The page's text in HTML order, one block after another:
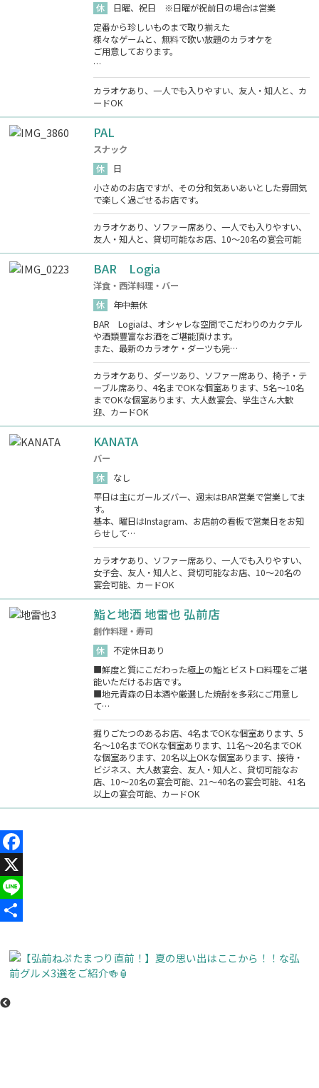
休
日曜、祝日 ※日曜が祝前日の場合は営業
定番から珍しいものまで取り揃えた
様々なゲームと、無料で歌い放題のカラオケを
ご用意しております。
…
カラオケあり、一人でも入りやすい、友人・知人と、カ
ードOK
PAL
スナック
休
日
小さめのお店ですが、その分和気あいあいとした雰囲気
で楽しく過ごせるお店です。
カラオケあり、ソファー席あり、一人でも入りやすい、
友人・知人と、貸切可能なお店、10～20名の宴会可能
BAR Logia
洋食・西洋料理・バー
休
年中無休
BAR Logiaは、オシャレな空間でこだわりのカクテル
や酒類豊富なお酒をご堪能頂けます。
また、最新のカラオケ・ダーツも完…
カラオケあり、ダーツあり、ソファー席あり、椅子・テ
ーブル席あり、4名までOKな個室あります、5名～10名
までOKな個室あります、大人数宴会、学生さん大歓
迎、カードOK
KANATA
バー
休
なし
平日は主にガールズバー、週末はBAR営業で営業してま
す。
基本、曜日はInstagram、お店前の看板で営業日をお知
らせして…
カラオケあり、ソファー席あり、一人でも入りやすい、
女子会、友人・知人と、貸切可能なお店、10～20名の
宴会可能、カードOK
鮨と地酒 地雷也 弘前店
創作料理・寿司
休
不定休日あり
■鮮度と質にこだわった極上の鮨とビストロ料理をご堪
能いただけるお店です。
■地元青森の日本酒や厳選した焼酎を多彩にご用意し
て…
掘りごたつのあるお店、4名までOKな個室あります、5
名～10名までOKな個室あります、11名～20名までOK
な個室あります、20名以上OKな個室あります、接待・
ビジネス、大人数宴会、友人・知人と、貸切可能なお
店、10～20名の宴会可能、21～40名の宴会可能、41名
以上の宴会可能、カードOK
有